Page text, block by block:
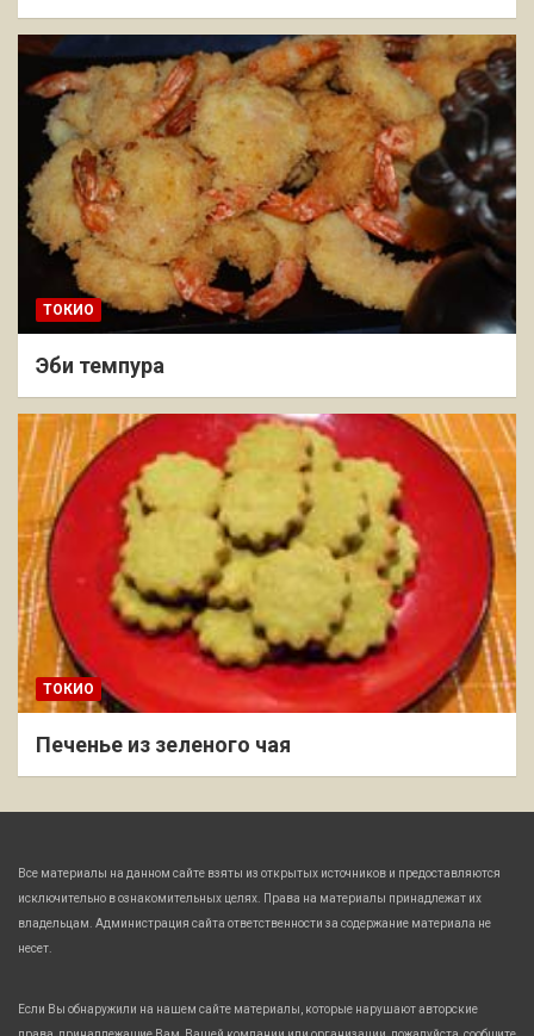
ТОКИО
Эби темпура
ТОКИО
Печенье из зеленого чая
Все материалы на данном сайте взяты из открытых источников и предоставляются
исключительно в ознакомительных целях. Права на материалы принадлежат их
владельцам. Администрация сайта ответственности за содержание материала не
несет.
Если Вы обнаружили на нашем сайте материалы, которые нарушают авторские